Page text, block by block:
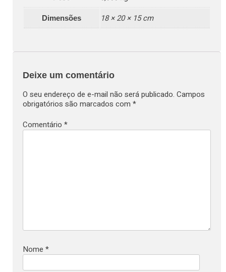
Dimensões 18 × 20 × 15 cm
Deixe um comentário
O seu endereço de e-mail não será publicado. Campos
obrigatórios são marcados com *
Comentário *
Nome *